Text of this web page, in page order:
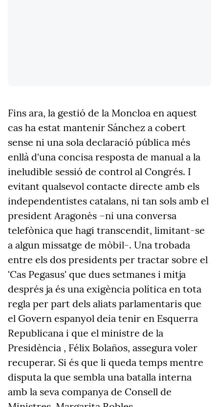
Fins ara, la gestió de la Moncloa en aquest
cas ha estat mantenir Sánchez a cobert
sense ni una sola declaració pública més
enllà d'una concisa resposta de manual a la
ineludible sessió de control al Congrés. I
evitant qualsevol contacte directe amb els
independentistes catalans, ni tan sols amb el
president Aragonès –ni una conversa
telefònica que hagi transcendit, limitant-se
a algun missatge de mòbil-. Una trobada
entre els dos presidents per tractar sobre el
'Cas Pegasus' que dues setmanes i mitja
després ja és una exigència política en tota
regla per part dels aliats parlamentaris que
el Govern espanyol deia tenir en Esquerra
Republicana i que el ministre de la
Presidència , Félix Bolaños, assegura voler
recuperar. Si és que li queda temps mentre
disputa la que sembla una batalla interna
amb la seva companya de Consell de